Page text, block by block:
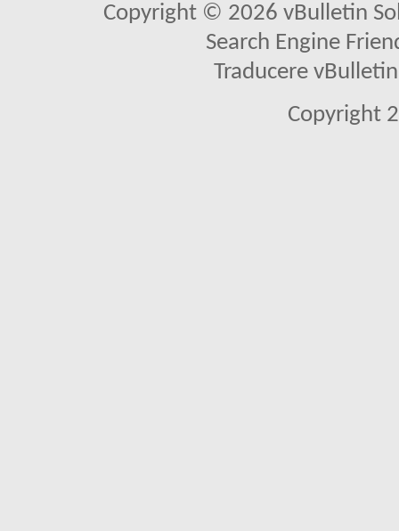
Copyright © 2026 vBulletin
Search Engine
Traducere
Copyright